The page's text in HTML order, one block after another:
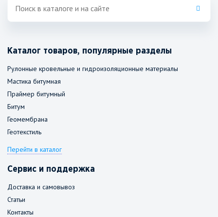
Каталог товаров, популярные разделы
Рулонные кровельные и гидроизоляционные материалы
Мастика битумная
Праймер битумный
Битум
Геомембрана
Геотекстиль
Перейти в каталог
Сервис и поддержка
Доставка и самовывоз
Статьи
Контакты